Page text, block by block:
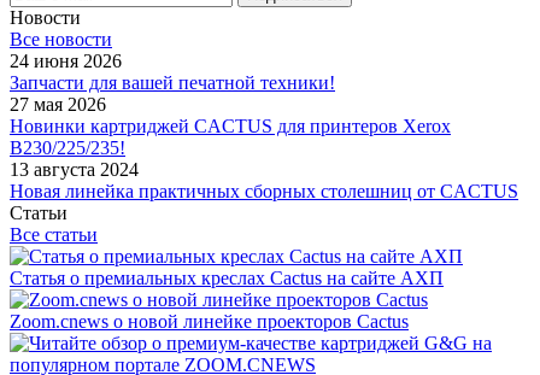
Новости
Все новости
24 июня 2026
Запчасти для вашей печатной техники!
27 мая 2026
Новинки картриджей CACTUS для принтеров Xerox
B230/225/235!
13 августа 2024
Новая линейка практичных сборных столешниц от CACTUS
Статьи
Все статьи
Статья о премиальных креслах Cactus на сайте АХП
Zoom.cnews о новой линейке проекторов Cactus